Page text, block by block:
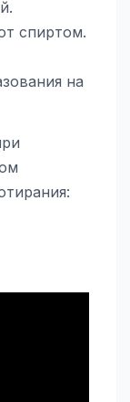
спиртом.
на